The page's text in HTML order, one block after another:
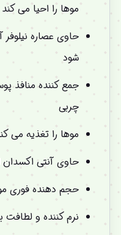
موها را احیا می کند
حاوی عصاره
شود
جمع کننده
چربی
موها را تغذیه می
حاوی آنتی
حجم دهنده فوری
نرم کننده و